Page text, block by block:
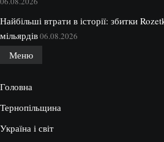
Найбільші втрати в історії: збитки
мільярдів06.08.2026
Меню
Головна
Тернопільщина
Україна і світ